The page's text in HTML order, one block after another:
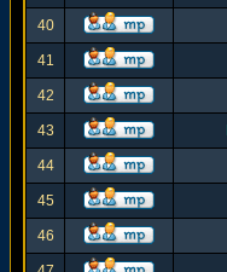
40
41
42
43
44
45
46